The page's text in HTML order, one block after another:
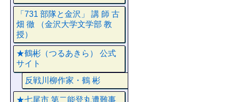
「731 部隊と金沢」 講 師 古
畑 徹 （金沢大学文学部 教
授）
★鶴彬（つるあきら） 公式
サイト
反戦川柳作家・鶴 彬
★七尾市 第二能登丸遭難事